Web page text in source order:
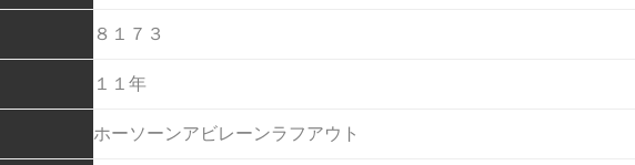
８１７３
１１年
ホーソーンアビレーンラフアウト